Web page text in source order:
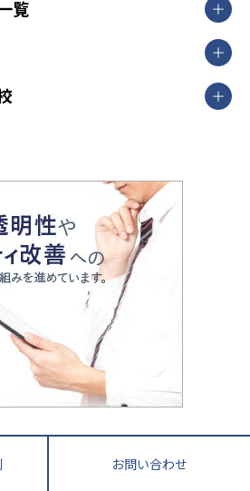
長野県
京都府 奈良県
和歌山県
岡山県 広島県
高知県
長崎県 熊本県
沖縄県
覧
区町村ランキング
もの受験を成功させる方法
な人注目！最短距離の学力
」相談室
策
中学受験のリアル
が徹底解説！ 大学受験の羅
・高校
お問い合わせ